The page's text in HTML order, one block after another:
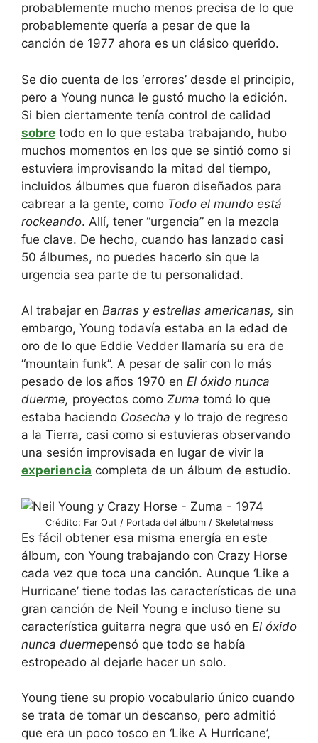
probablemente mucho menos precisa de lo que
probablemente quería a pesar de que la
canción de 1977 ahora es un clásico querido.
Se dio cuenta de los ‘errores’ desde el principio,
pero a Young nunca le gustó mucho la edición.
Si bien ciertamente tenía control de calidad
sobre todo en lo que estaba trabajando, hubo
muchos momentos en los que se sintió como si
estuviera improvisando la mitad del tiempo,
incluidos álbumes que fueron diseñados para
cabrear a la gente, como Todo el mundo está
rockeando. Allí, tener “urgencia” en la mezcla
fue clave. De hecho, cuando has lanzado casi
50 álbumes, no puedes hacerlo sin que la
urgencia sea parte de tu personalidad.
Al trabajar en Barras y estrellas americanas, sin
embargo, Young todavía estaba en la edad de
oro de lo que Eddie Vedder llamaría su era de
“mountain funk”. A pesar de salir con lo más
pesado de los años 1970 en El óxido nunca
duerme, proyectos como Zuma tomó lo que
estaba haciendo Cosecha y lo trajo de regreso
a la Tierra, casi como si estuvieras observando
una sesión improvisada en lugar de vivir la
experiencia completa de un álbum de estudio.
Crédito: Far Out / Portada del álbum / Skeletalmess
Es fácil obtener esa misma energía en este
álbum, con Young trabajando con Crazy Horse
cada vez que toca una canción. Aunque ‘Like a
Hurricane’ tiene todas las características de una
gran canción de Neil Young e incluso tiene su
característica guitarra negra que usó en El óxido
nunca duermepensó que todo se había
estropeado al dejarle hacer un solo.
Young tiene su propio vocabulario único cuando
se trata de tomar un descanso, pero admitió
que era un poco tosco en ‘Like A Hurricane’,